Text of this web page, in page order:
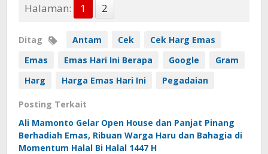
Halaman: 1 2
Ditag Antam Cek
Cek Harg Emas
Emas
Emas Hari Ini Berapa Google
Gram
Harg
Harga Emas Hari Ini Pegadaian
Posting Terkait
Ali Mamonto Gelar Open House dan Panjat Pinang
Berhadiah Emas, Ribuan Warga Haru dan Bahagia di
Momentum Halal Bi Halal 1447 H